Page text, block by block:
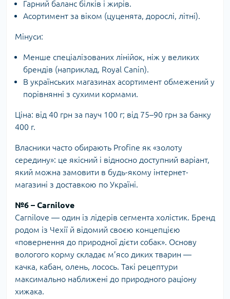
Гарний баланс білків і жирів.
Асортимент за віком (цуценята, дорослі, літні).
Мінуси:
Менше спеціалізованих лінійок, ніж у великих
брендів (наприклад, Royal Canin).
В українських магазинах асортимент обмежений у
порівнянні з сухими кормами.
Ціна: від 40 грн за пауч 100 г; від 75–90 грн за банку
400 г.
Власники часто обирають Profine як «золоту
середину»: це якісний і відносно доступний варіант,
який можна замовити в будь-якому інтернет-
магазині з доставкою по Україні.
№6 – Carnilove
Carnilove — один із лідерів сегмента холістик. Бренд
родом із Чехії й відомий своєю концепцією
«повернення до природної дієти собак». Основу
вологого корму складає м’ясо диких тварин —
качка, кабан, олень, лосось. Такі рецептури
максимально наближені до природного раціону
хижака.